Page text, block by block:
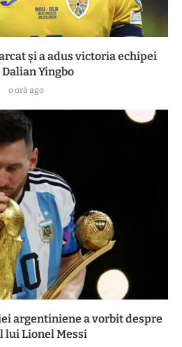
și a adus victoria echipei
Yingbo
o oră ago
argentiniene a vorbit despre
lui Lionel Messi